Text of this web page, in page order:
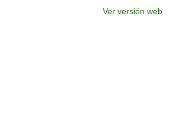
Ver versión web